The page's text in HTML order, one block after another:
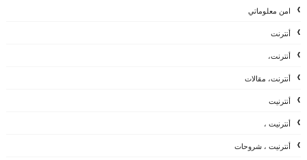
امن معلوماتي
أنترنت
أنترنت،
أنترنت، مقالات
أنترنيت
أنترنيت ،
أنترنيت ، شروحات